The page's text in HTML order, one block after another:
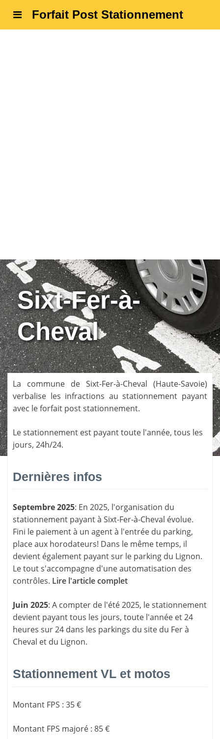
Forfait Post Stationnement
Sixt-Fer-à-
Cheval
La commune de Sixt-Fer-à-Cheval (Haute-Savoie)
verbalise les infractions au stationnement payant
avec le forfait post stationnement.
Le stationnement est payant toute l'année, tous les
jours, 24h/24.
Dernières infos
Septembre 2025: En 2025, l'organisation du
stationnement payant à Sixt-Fer-à-Cheval évolue.
Fini le paiement à un agent à l'entrée du parking,
place aux horodateurs! Dans le même temps, il
devient également payant sur le parking du Lignon.
Le tout s'accompagne d'une automatisation des
contrôles. Lire l'article complet
Juin 2025: A compter de l'été 2025, le stationnement
devient payant tous les jours, toute l'année et 24
heures sur 24 dans les parkings du site du Fer à
Cheval et du Lignon.
Stationnement VL et motos
Montant FPS : 35 €
Montant FPS majoré : 85 €